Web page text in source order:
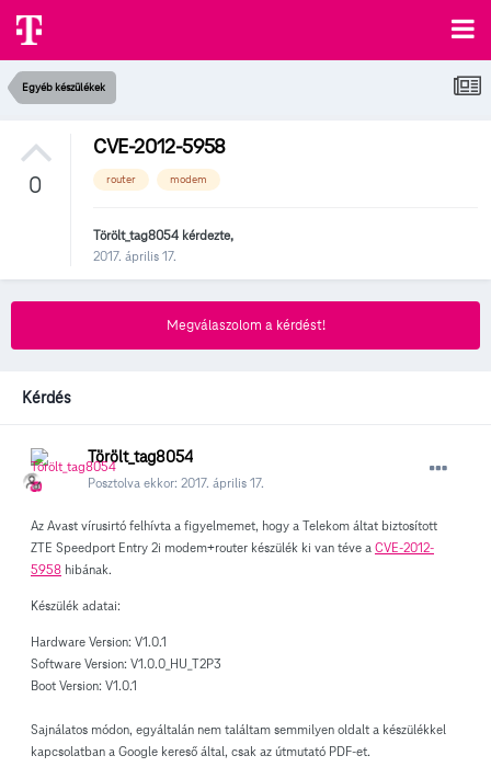
Egyéb készülékek
0
CVE-2012-5958
router modem
Törölt_tag8054 kérdezte,
2017. április 17.
Megválaszolom a kérdést!
Kérdés
Törölt_tag8054
Posztolva ekkor: 2017. április 17.
Az Avast vírusirtó felhívta a figyelmemet, hogy a Telekom áltat biztosított
ZTE Speedport Entry 2i modem+router készülék ki van téve a CVE-2012-
5958 hibának.
Készülék adatai:
Hardware Version: V1.0.1
Software Version: V1.0.0_HU_T2P3
Boot Version: V1.0.1
Sajnálatos módon, egyáltalán nem találtam semmilyen oldalt a készülékkel
kapcsolatban a Google kereső által, csak az útmutató PDF-et.